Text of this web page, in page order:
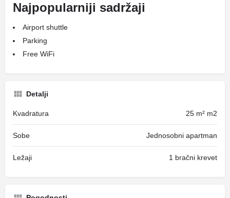
Najpopularniji sadržaji
Airport shuttle
Parking
Free WiFi
Detalji
Kvadratura 25 m² m2
Sobe Jednosobni apartman
Ležaji 1 bračni krevet